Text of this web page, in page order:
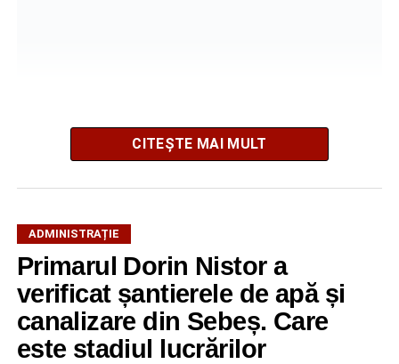
Potrivit autorităților locale, sistemul de iluminat public este
gestionat printr-un program automatizat de telegestiune,
care reglează intensitatea luminii în funcție de orele
exacte de apus și răsărit ale soarelui. Chiar dacă nivelul
de iluminare va fi redus în anumite intervale, iluminatul
stradal va rămâne funcțional pe întreaga durată a nopții.
CITEȘTE MAI MULT
ADMINISTRAȚIE
Primarul Dorin Nistor a
verificat șantierele de apă și
canalizare din Sebeș. Care
este stadiul lucrărilor